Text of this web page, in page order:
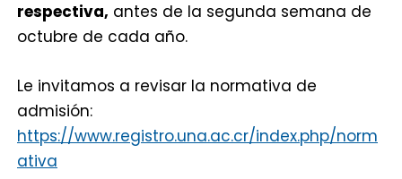
respectiva, antes de la segunda semana de
octubre de cada año.
Le invitamos a revisar la normativa de
admisión:
https://www.registro.una.ac.cr/index.php/norm
ativa